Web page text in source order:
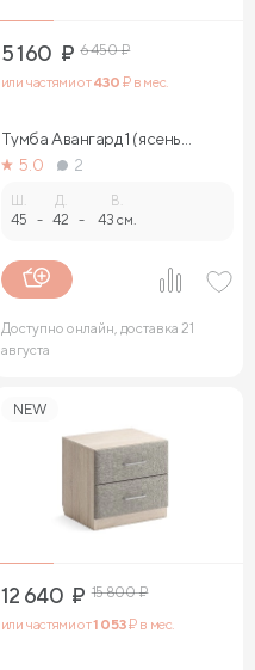
5 160 ₽ 6 450₽
или частями от430 ₽ в мес.
Тумба Авангард 1 (ясень
ориноко)
5.0 2
45 -
Д.
42 -
В.
43 см.
Доступно онлайн, доставка 21
августа
NEW
12 640 ₽ 15 800₽
или частями от1 053₽ в мес.